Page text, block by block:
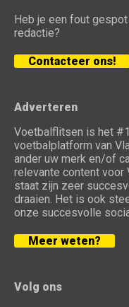
Heb je een fout
redactie?
Contacteer ons!
Adverteren
Voetbalflitsen is het
voetbalplatform van
ander uw merk en/of
relevante content voor
staat zijn zeer
draaien. Het is ook
onze succesvolle
Meer weten?
Volg ons